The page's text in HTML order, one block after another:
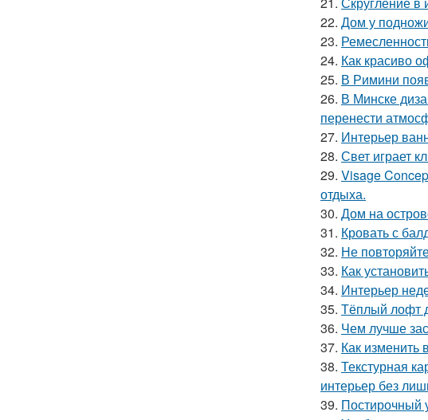
22. Дом у
23.
24. Как красиво
25. В Римини
26. В Минске
перенести
27. Интерьер
28. Свет играет
29. Visage
отдыха.
30. Дом на
31. Кровать с
32. Не
33. Как
34. Интерьер
35. Тёплый лофт
36. Чем лучше
37. Как изменить
38. Текстурная
интерьер без
39. Постирочный